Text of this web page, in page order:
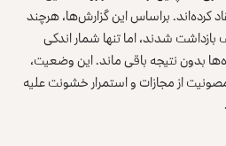
کرده‌اند. براساس این گزارش‌ها، هرچند
شدند، اما تنها شمار اندکی
بدون نتیجه باقی ماند. این وضعیت،
از مجازات و استمرار خشونت علیه